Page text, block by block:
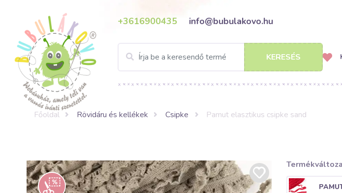
+3616900435 info@bubulakovo.hu
KERESÉS
Főoldal Rövidáru és kellékek Csipke Pamut elasztikus csipke sand